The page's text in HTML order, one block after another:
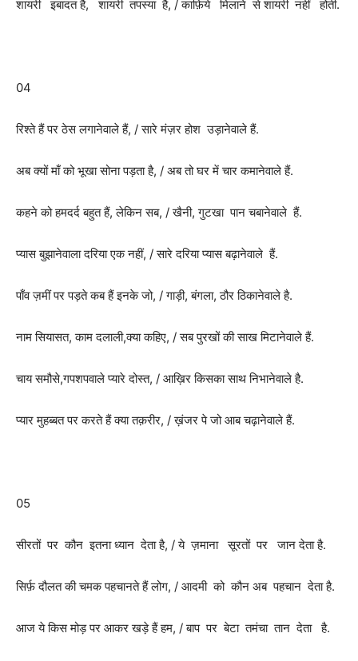
शायरी इबादत है, शायरी तपस्या है, / काफ़िये मिलाने से शायरी नहीं होती.
04
रिश्ते हैं पर ठेस लगानेवाले हैं, / सारे मंज़र होश उड़ानेवाले हैं.
अब क्यों माँ को भूखा सोना पड़ता है, / अब तो घर में चार कमानेवाले हैं.
कहने को हमदर्द बहुत हैं, लेकिन सब, / खैनी, गुटखा पान चबानेवाले हैं.
प्यास बुझानेवाला दरिया एक नहीं, / सारे दरिया प्यास बढ़ानेवाले हैं.
पाँव ज़मीं पर पड़ते कब हैं इनके जो, / गाड़ी, बंगला, ठौर ठिकानेवाले है.
नाम सियासत, काम दलाली,क्या कहिए, / सब पुरखों की साख मिटानेवाले हैं.
चाय समौसे,गपशपवाले प्यारे दोस्त, / आख़िर किसका साथ निभानेवाले है.
प्यार मुहब्बत पर करते हैं क्या तक़रीर, / ख़ंजर पे जो आब चढ़ानेवाले हैं.
05
सीरतों पर कौन इतना ध्यान देता है, / ये ज़माना सूरतों पर जान देता है.
सिर्फ़ दौलत की चमक पहचानते हैं लोग, / आदमी को कौन अब पहचान देता है.
आज ये किस मोड़ पर आकर खड़े हैं हम, / बाप पर बेटा तमंचा तान देता है.